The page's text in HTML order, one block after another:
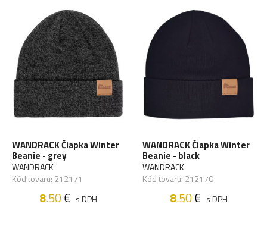
WANDRACK Čiapka Winter
Beanie - grey
WANDRACK
Kód tovaru: 212171
8.50€ s DPH
WANDRACK Čiapka Winter
Beanie - black
WANDRACK
Kód tovaru: 212170
8.50€ s DPH